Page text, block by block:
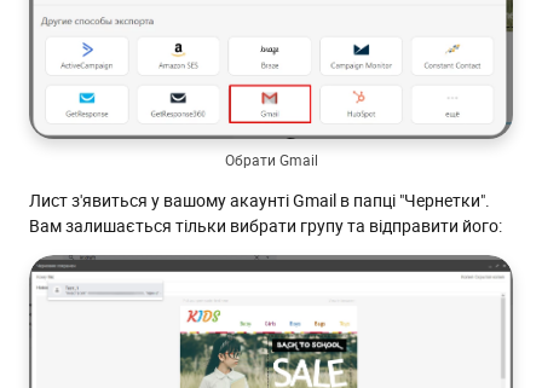
Обрати Gmail
Лист з'явиться у вашому акаунті Gmail в папці "Чернетки".
Вам залишається тільки вибрати групу та відправити його: